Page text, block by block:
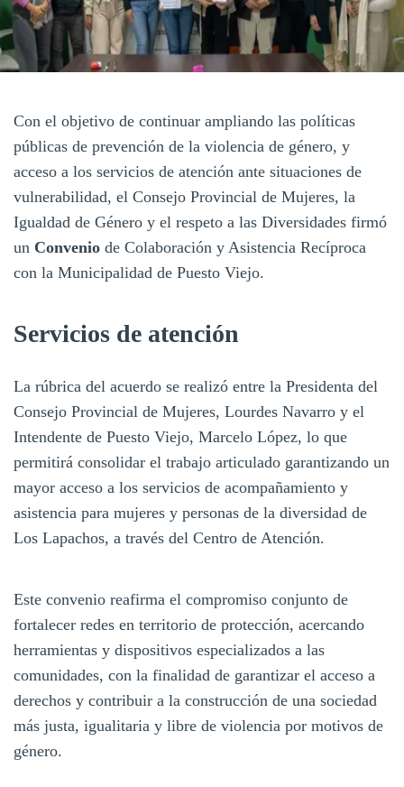
Con el objetivo de continuar ampliando las políticas
públicas de prevención de la violencia de género, y
acceso a los servicios de atención ante situaciones de
vulnerabilidad, el Consejo Provincial de Mujeres, la
Igualdad de Género y el respeto a las Diversidades firmó
un Convenio de Colaboración y Asistencia Recíproca
con la Municipalidad de Puesto Viejo.
Servicios de atención
La rúbrica del acuerdo se realizó entre la Presidenta del
Consejo Provincial de Mujeres, Lourdes Navarro y el
Intendente de Puesto Viejo, Marcelo López, lo que
permitirá consolidar el trabajo articulado garantizando un
mayor acceso a los servicios de acompañamiento y
asistencia para mujeres y personas de la diversidad de
Los Lapachos, a través del Centro de Atención.
Este convenio reafirma el compromiso conjunto de
fortalecer redes en territorio de protección, acercando
herramientas y dispositivos especializados a las
comunidades, con la finalidad de garantizar el acceso a
derechos y contribuir a la construcción de una sociedad
más justa, igualitaria y libre de violencia por motivos de
género.